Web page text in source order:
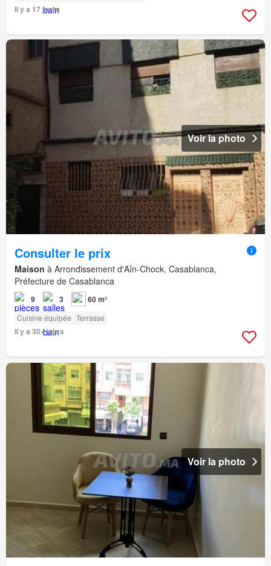
Il y a 17 jours
Voir la photo
Consulter le prix
Maison à Arrondissement d'Aîn-Chock, Casablanca,
Préfecture de Casablanca
9 3 60 m²
Cuisine équipée Terrasse
Il y a 30+ jours
Voir la photo